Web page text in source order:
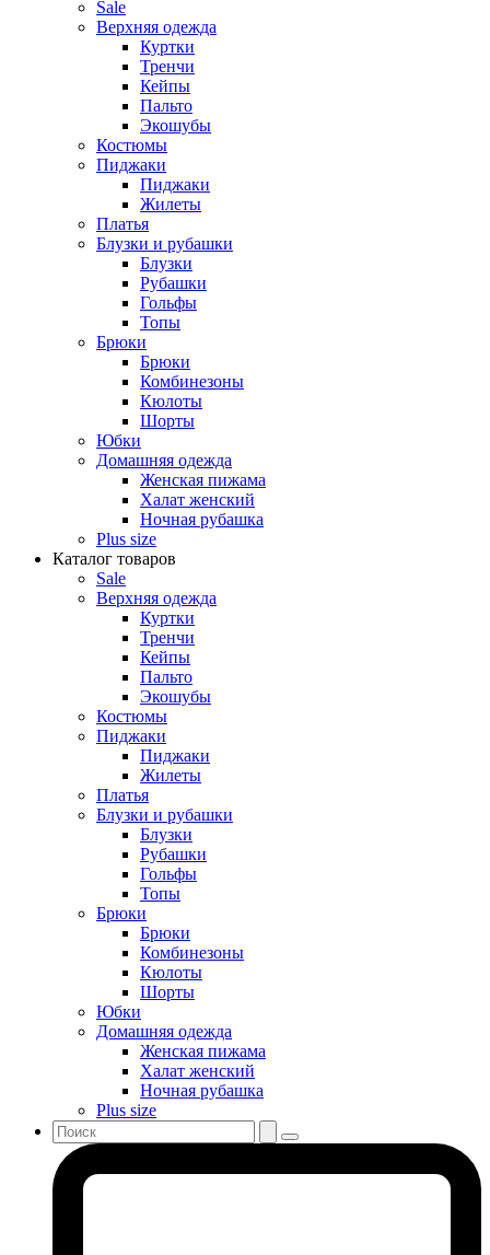
Sale
Верхняя одежда
Куртки
Тренчи
Кейпы
Пальто
Экошубы
Костюмы
Пиджаки
Пиджаки
Жилеты
Платья
Блузки и рубашки
Блузки
Рубашки
Гольфы
Топы
Брюки
Брюки
Комбинезоны
Кюлоты
Шорты
Юбки
Домашняя одежда
Женская пижама
Халат женский
Ночная рубашка
Plus size
Каталог товаров
Sale
Верхняя одежда
Куртки
Тренчи
Кейпы
Пальто
Экошубы
Костюмы
Пиджаки
Пиджаки
Жилеты
Платья
Блузки и рубашки
Блузки
Рубашки
Гольфы
Топы
Брюки
Брюки
Комбинезоны
Кюлоты
Шорты
Юбки
Домашняя одежда
Женская пижама
Халат женский
Ночная рубашка
Plus size